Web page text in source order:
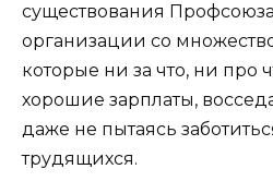
существования
организации со
которые ни за что, ни про
хорошие зарплаты,
даже не пытаясь
трудящихся.